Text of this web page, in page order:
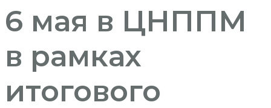
6 мая в ЦНППМ
в рамках
итогового